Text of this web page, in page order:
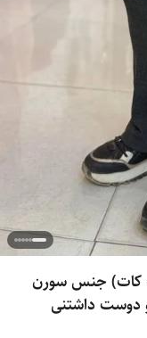
کات) جنس سورن
دوست داشتنی